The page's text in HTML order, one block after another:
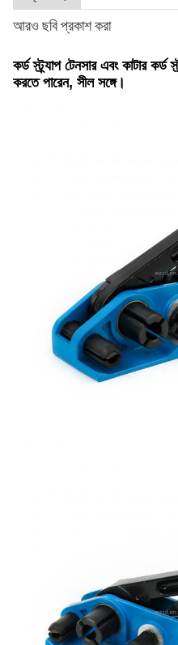
আরও ছবি প্রকাশ করা
কর্ড স্ট্র্যাপ টেনসার এবং কাটার
করতে পারেন, সীল সঙ্গে।